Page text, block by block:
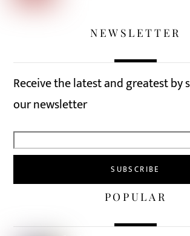
NEWSLETTER
Receive the latest and greatest by
our newsletter
POPULAR